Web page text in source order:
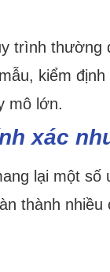
trình thường
kiểm
mô lớn.
xác
lại một số
thành